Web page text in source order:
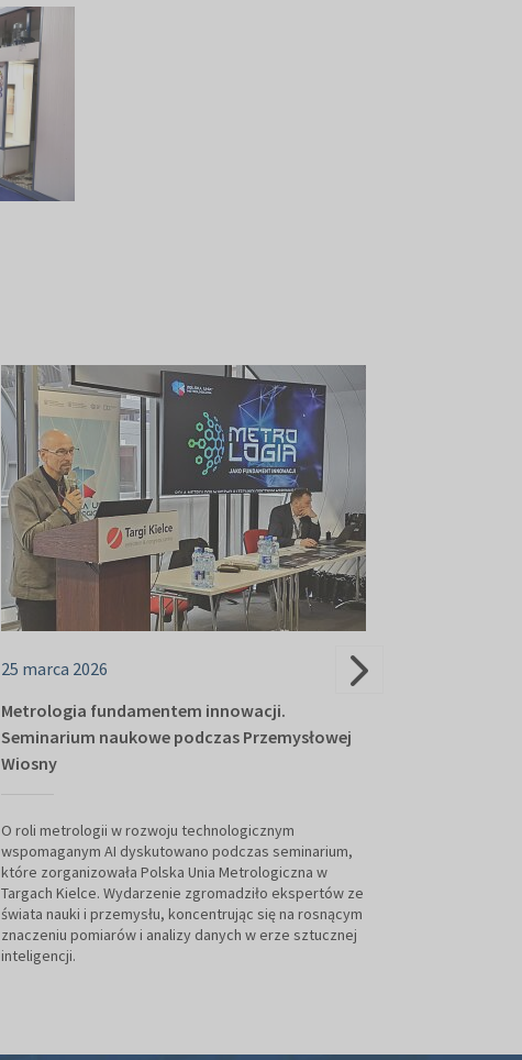
25 marca 2026
Metrologia fundamentem innowacji.
Seminarium naukowe podczas Przemysłowej
Wiosny
O roli metrologii w rozwoju technologicznym
wspomaganym AI dyskutowano podczas seminarium,
które zorganizowała Polska Unia Metrologiczna w
Targach Kielce. Wydarzenie zgromadziło ekspertów ze
świata nauki i przemysłu, koncentrując się na rosnącym
znaczeniu pomiarów i analizy danych w erze sztucznej
inteligencji.